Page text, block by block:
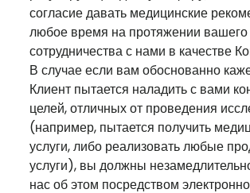
согласие давать медицинские
любое время на протяжении вашего
сотрудничества с нами в качестве
В случае если вам обоснованно
Клиент пытается наладить с вами
целей, отличных от проведения
(например, пытается получить
услуги, либо реализовать любые
услуги), вы должны
нас об этом посредством